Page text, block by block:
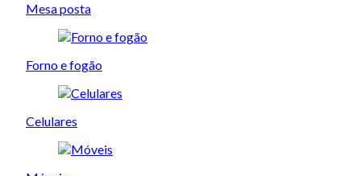
Mesa posta
Forno e fogão
Celulares